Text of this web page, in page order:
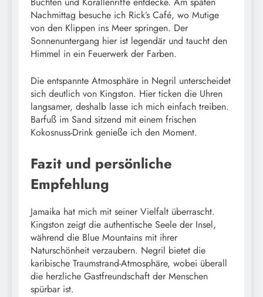
Nachmittag besuche ich Rick’s Café, wo Mutige
von den Klippen ins Meer springen. Der
Sonnenuntergang hier ist legendär und taucht den
Himmel in ein Feuerwerk der Farben.
Die entspannte Atmosphäre in Negril unterscheidet
sich deutlich von Kingston. Hier ticken die Uhren
langsamer, deshalb lasse ich mich einfach treiben.
Barfuß im Sand sitzend mit einem frischen
Kokosnuss-Drink genieße ich den Moment.
Fazit und persönliche
Empfehlung
Jamaika hat mich mit seiner Vielfalt überrascht.
Kingston zeigt die authentische Seele der Insel,
während die Blue Mountains mit ihrer
Naturschönheit verzaubern. Negril bietet die
karibische Traumstrand-Atmosphäre, wobei überall
die herzliche Gastfreundschaft der Menschen
spürbar ist.